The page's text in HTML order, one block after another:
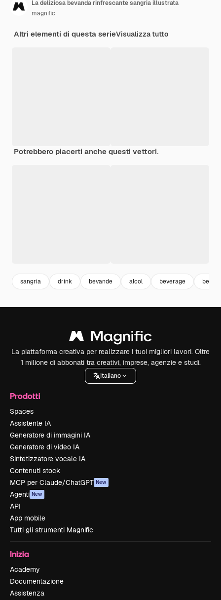
La deliziosa bevanda rinfrescante sangria illustrata
magnific
Altri elementi di questa serieVisualizza tutto
Potrebbero piacerti anche questi vettori.
sangria drink bevande alcol beverage bere
La piattaforma creativa per realizzare i tuoi migliori lavori. Oltre
1 milione di abbonati tra creativi, imprese, agenzie e studi.
Italiano
Prodotti
Spaces
Assistente IA
Generatore di immagini IA
Generatore di video IA
Sintetizzatore vocale IA
Contenuti stock
MCP per Claude/ChatGPT New
Agenti New
API
App mobile
Tutti gli strumenti Magnific
Inizia
Academy
Documentazione
Assistenza